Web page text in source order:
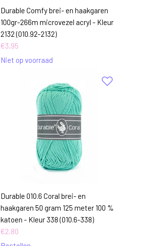
Durable Comfy brei- en haakgaren
100gr-266m microvezel acryl - Kleur
2132 (010.92-2132)
€3,95
Niet op voorraad
Durable 010.6 Coral brei- en
haakgaren 50 gram 125 meter 100 %
katoen - Kleur 338 (010.6-338)
€2,80